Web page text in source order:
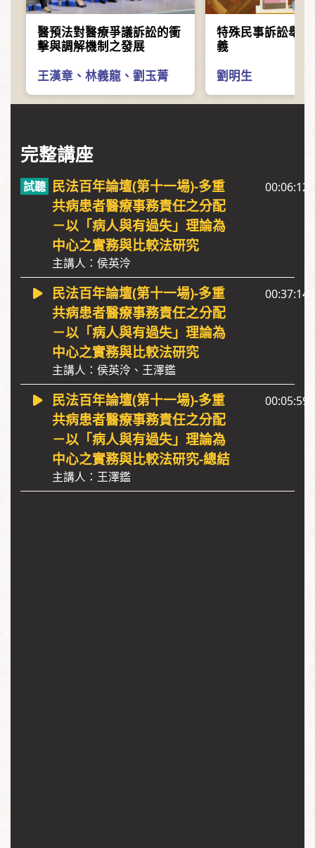
醫預法對醫療爭議訴訟的衝
擊與調解機制之發展
王漢章 、 林義龍 、 劉玉菁
特殊民事訴訟舉
義
劉明生
完整講座
民法百年論壇(第十一場)-多重
共病患者醫療事務責任之分配
－以「病人與有過失」理論為
中心之實務與比較法研究
主講人：侯英泠
00:06:12
民法百年論壇(第十一場)-多重
共病患者醫療事務責任之分配
－以「病人與有過失」理論為
中心之實務與比較法研究
主講人：侯英泠、王澤鑑
00:37:14
民法百年論壇(第十一場)-多重
共病患者醫療事務責任之分配
－以「病人與有過失」理論為
中心之實務與比較法研究-總結
主講人：王澤鑑
00:05:59